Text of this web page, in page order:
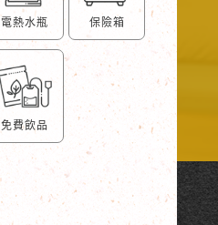
電熱水瓶 保險箱
免費飲品